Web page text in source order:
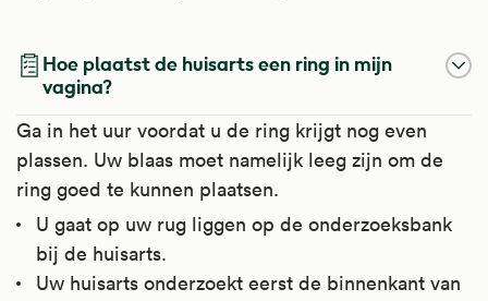
Hoe plaatst de huisarts een ring in mijn
vagina?
Ga in het uur voordat u de ring krijgt nog even
plassen. Uw blaas moet namelijk leeg zijn om de
ring goed te kunnen plaatsen.
U gaat op uw rug liggen op de onderzoeksbank
bij de huisarts.
Uw huisarts onderzoekt eerst de binnenkant van